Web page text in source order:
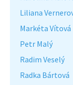
Liliana
Markéta Vítová
Petr Malý
Radim Veselý
Radka Bártová